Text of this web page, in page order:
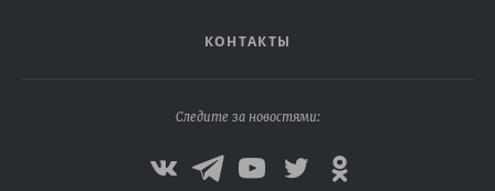
КОНТАКТЫ
Следите за новостями: